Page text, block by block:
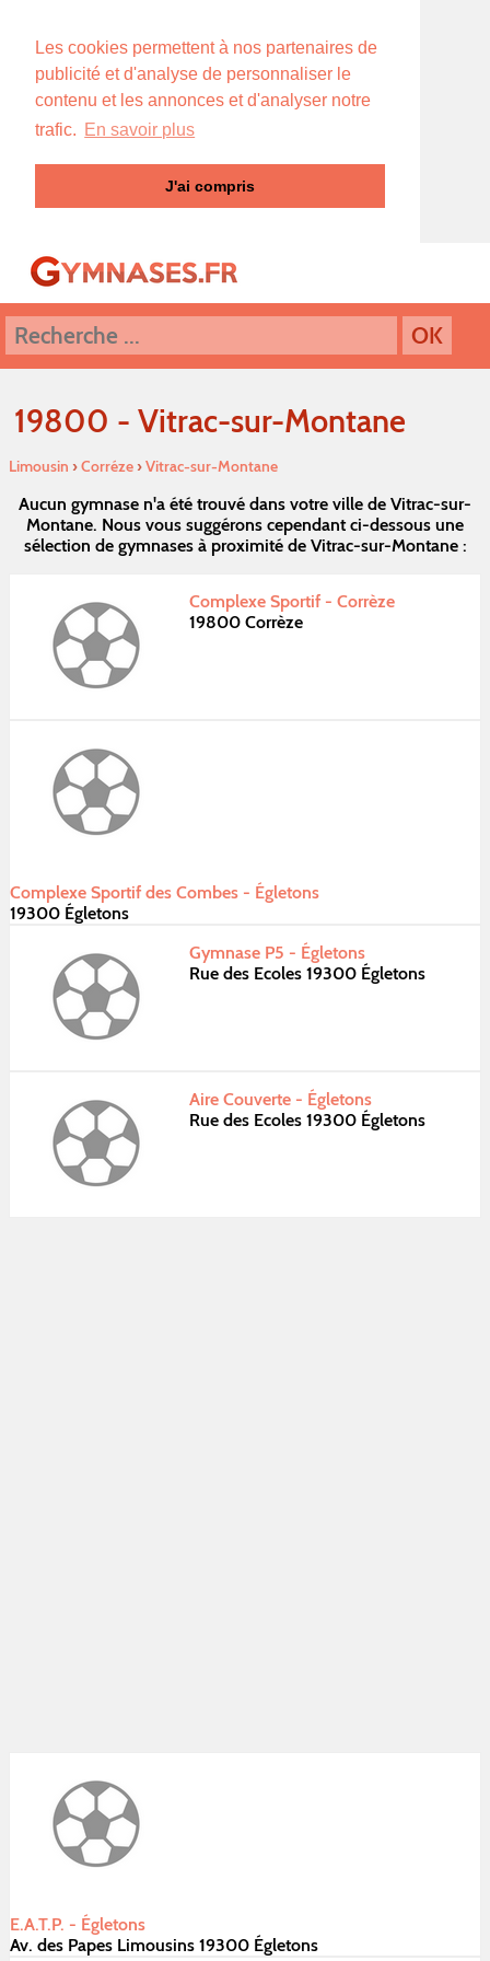
Les cookies permettent à nos partenaires de
publicité et d'analyse de personnaliser le
contenu et les annonces et d'analyser notre
trafic. En savoir plus
J'ai compris
19800 - Vitrac-sur-Montane
Limousin ›Corréze›Vitrac-sur-Montane
Aucun gymnase n'a été trouvé dans votre ville de Vitrac-sur-
Montane. Nous vous suggérons cependant ci-dessous une
sélection de gymnases à proximité de Vitrac-sur-Montane :
Complexe Sportif - Corrèze
19800 Corrèze
Complexe Sportif des Combes - Égletons
19300 Égletons
Gymnase P5 - Égletons
Rue des Ecoles 19300 Égletons
Aire Couverte - Égletons
Rue des Ecoles 19300 Égletons
E.A.T.P. - Égletons
Av. des Papes Limousins 19300 Égletons